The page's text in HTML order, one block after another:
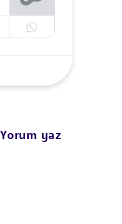
Yorum yaz